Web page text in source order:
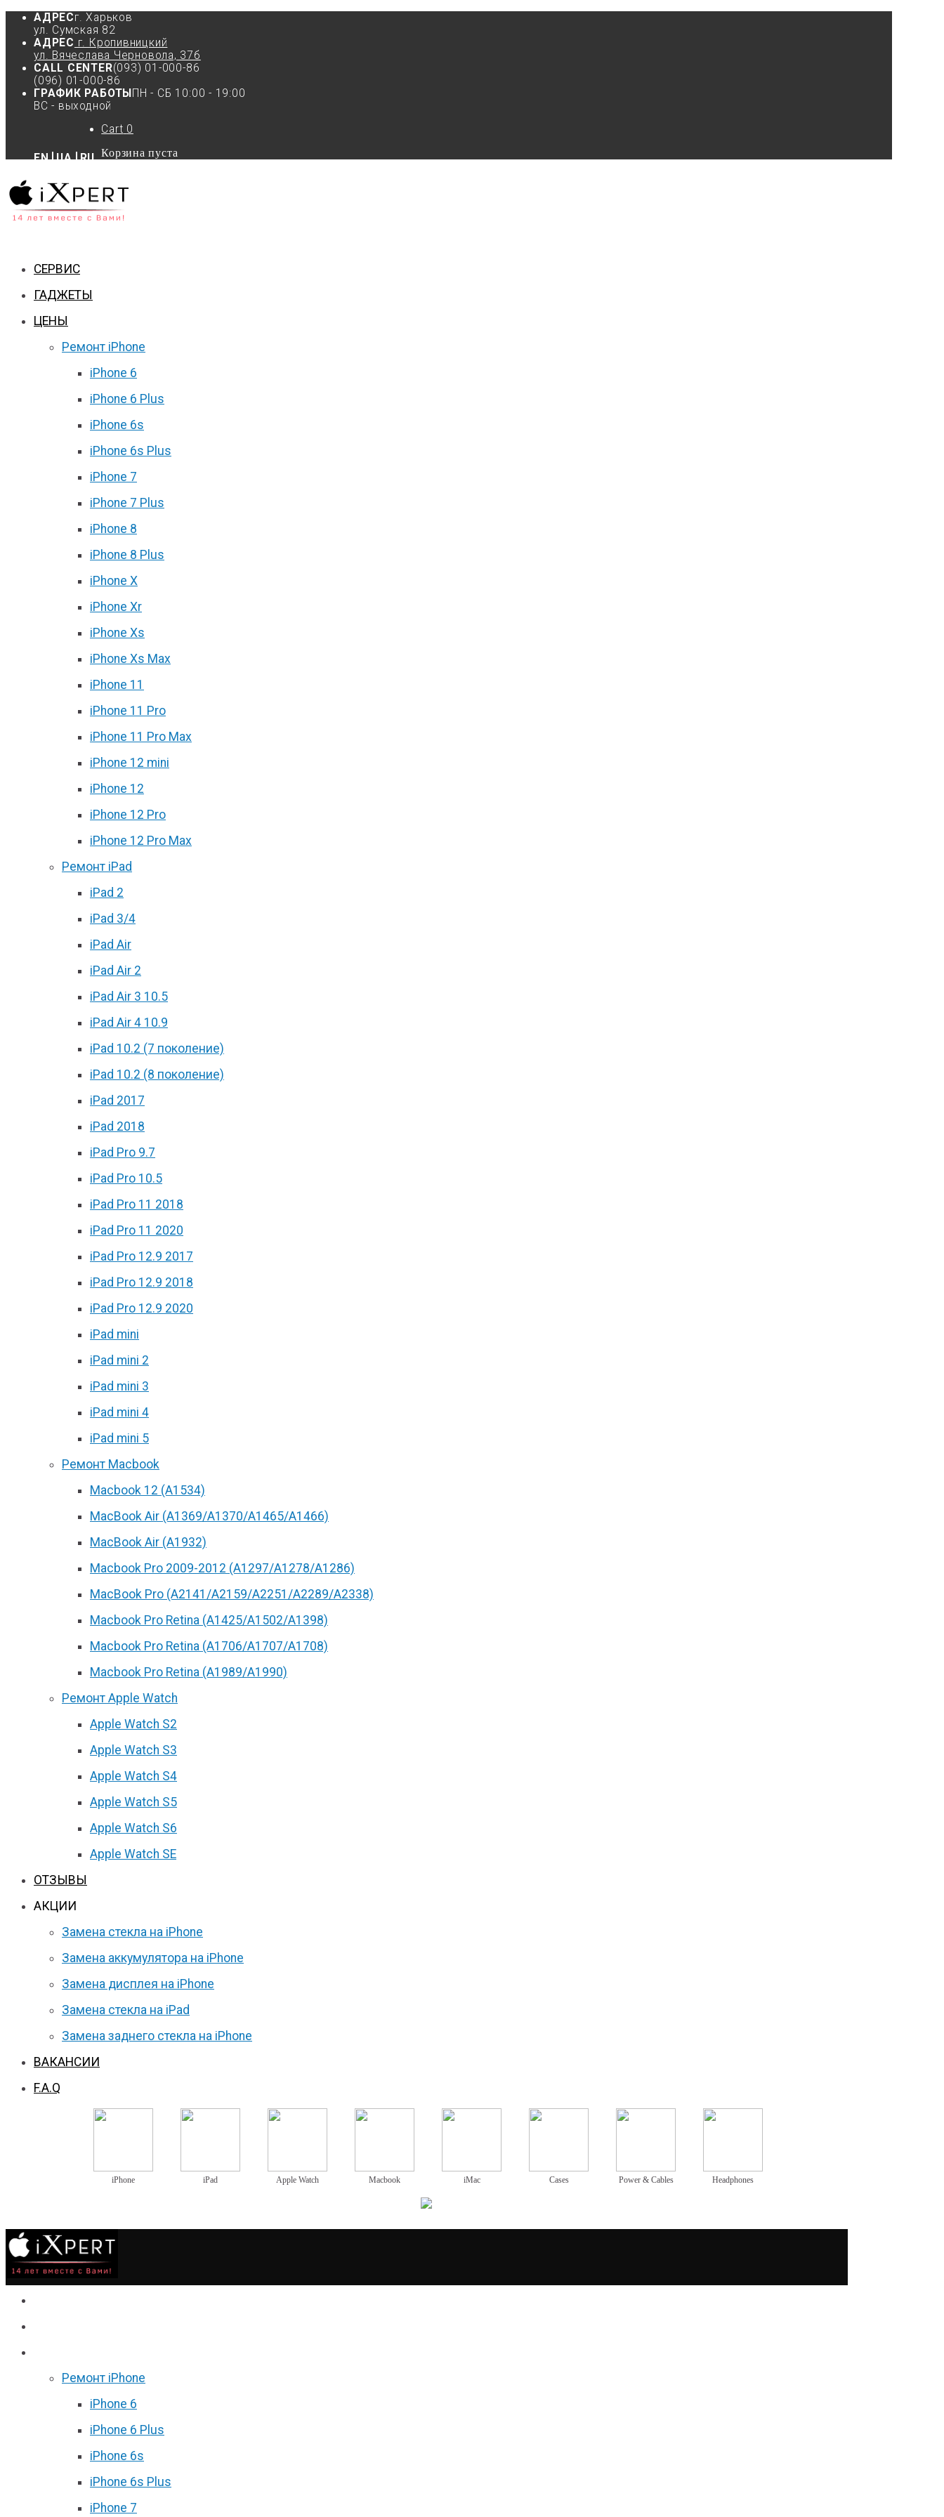
АДРЕСг. Харьков
ул. Сумская 82
АДРЕС г. Кропивницкий
ул. Вячеслава Черновола, 37б
CALL CENTER(093) 01-000-86
(096) 01-000-86
ГРАФИК РАБОТЫ ПН - СБ 10:00 - 19:00
ВС - выходной
EN UA RU
Cart 0
Корзина пуста
СЕРВИС
ГАДЖЕТЫ
ЦЕНЫ
Ремонт iPhone
iPhone 6
iPhone 6 Plus
iPhone 6s
iPhone 6s Plus
iPhone 7
iPhone 7 Plus
iPhone 8
iPhone 8 Plus
iPhone X
iPhone Xr
iPhone Xs
iPhone Xs Max
iPhone 11
iPhone 11 Pro
iPhone 11 Pro Max
iPhone 12 mini
iPhone 12
iPhone 12 Pro
iPhone 12 Pro Max
Ремонт iPad
iPad 2
iPad 3/4
iPad Air
iPad Air 2
iPad Air 3 10.5
iPad Air 4 10.9
iPad 10.2 (7 поколение)
iPad 10.2 (8 поколение)
iPad 2017
iPad 2018
iPad Pro 9.7
iPad Pro 10.5
iPad Pro 11 2018
iPad Pro 11 2020
iPad Pro 12.9 2017
iPad Pro 12.9 2018
iPad Pro 12.9 2020
iPad mini
iPad mini 2
iPad mini 3
iPad mini 4
iPad mini 5
Ремонт Macbook
Macbook 12 (А1534)
MacBook Air (A1369/A1370/A1465/A1466)
MacBook Air (A1932)
Macbook Pro 2009-2012 (A1297/A1278/A1286)
MacBook Pro (А2141/А2159/А2251/A2289/A2338)
Macbook Pro Retina (А1425/A1502/A1398)
Macbook Pro Retina (А1706/A1707/A1708)
Macbook Pro Retina (А1989/A1990)
Ремонт Apple Watch
Apple Watch S2
Apple Watch S3
Apple Watch S4
Apple Watch S5
Apple Watch S6
Apple Watch SE
ОТЗЫВЫ
АКЦИИ
Замена стекла на iPhone
Замена аккумулятора на iPhone
Замена дисплея на iPhone
Замена стекла на iPad
Замена заднего стекла на iPhone
ВАКАНСИИ
F.A.Q
iPhone iPad Apple Watch Macbook iMac Cases Power & Cables Headphones
Ремонт iPhone
iPhone 6
iPhone 6 Plus
iPhone 6s
iPhone 6s Plus
iPhone 7